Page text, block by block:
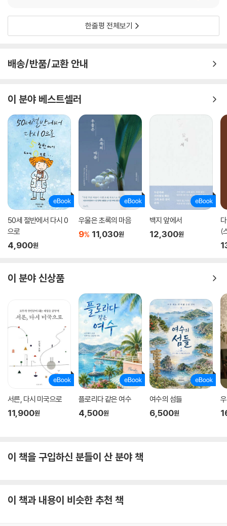
한줄평 전체보기
배송/반품/교환 안내
이 분야 베스트셀러
50세 절반에서 다시 0
으로
4,900원
우울은 초록의 마음
9% 11,030원
백지 앞에서
12,300원
(
이 분야 신상품
서른, 다시 미국으로
11,900원
플로리다 같은 여수
4,500원
여수의 섬들
6,500원
이 책을 구입하신 분들이 산 분야 책
이 책과 내용이 비슷한 추천 책